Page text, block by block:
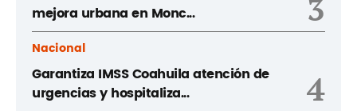
mejora urbana en Monc...
3
Nacional
Garantiza IMSS Coahuila atención de
urgencias y hospitaliza...
4